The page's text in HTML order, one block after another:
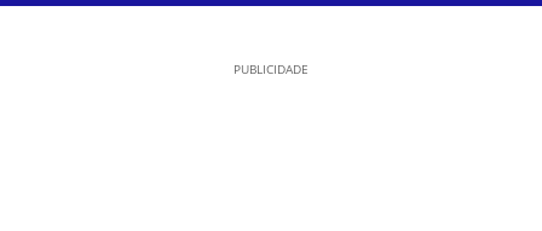
PUBLICIDADE